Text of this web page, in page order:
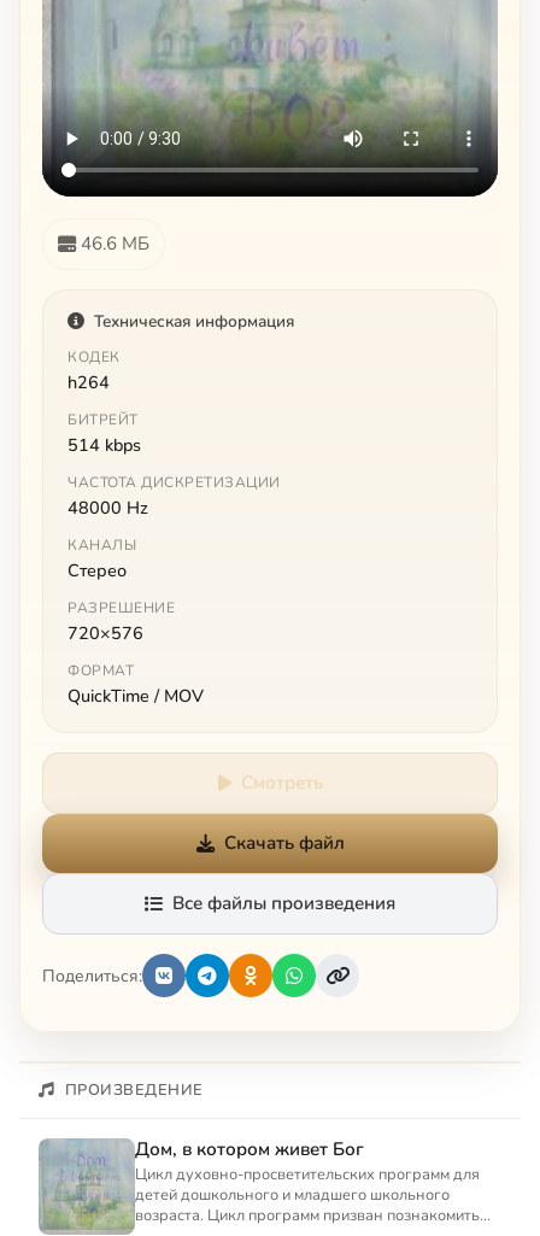
46.6 МБ
Техническая информация
КОДЕК
h264
БИТРЕЙТ
514 kbps
ЧАСТОТА ДИСКРЕТИЗАЦИИ
48000 Hz
КАНАЛЫ
Стерео
РАЗРЕШЕНИЕ
720×576
ФОРМАТ
QuickTime / MOV
Смотреть
Скачать файл
Все файлы произведения
Поделиться:
ПРОИЗВЕДЕНИЕ
Дом, в котором живет Бог
Цикл духовно-просветительских программ для
детей дошкольного и младшего школьного
возраста. Цикл программ призван познакомить